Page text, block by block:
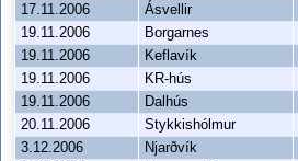
17.11.2006
Ásvellir
19.11.2006
Borgarnes
19.11.2006
Keflavík
19.11.2006
KR-hús
19.11.2006
Dalhús
20.11.2006
Stykkishólmur
3.12.2006
Njarðvík